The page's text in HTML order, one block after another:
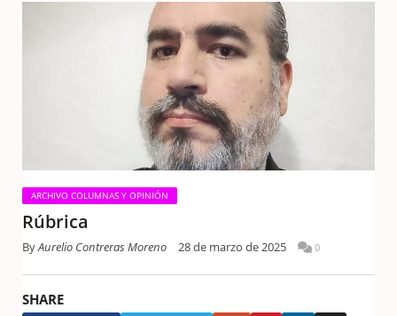
ARCHIVO COLUMNAS Y OPINIÓN
Rúbrica
ByAurelio Contreras Moreno 28 de marzo de 2025 0
SHARE